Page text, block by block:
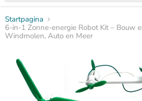
Startpagina
6-in-1 Zonne-energie Robot Kit – Bouw
Windmolen, Auto en Meer